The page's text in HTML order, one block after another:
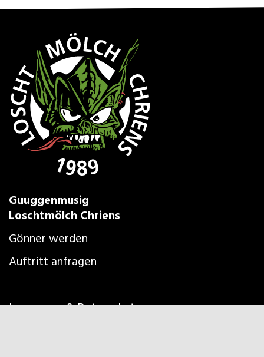
Guuggenmusig
Loschtmölch Chriens
Gönner werden
Auftritt anfragen
Impressum & Datenschutz